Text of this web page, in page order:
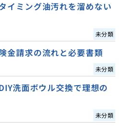
イミング油汚れを溜めない
未分類
金請求の流れと必要書類
未分類
洗面ボウル交換で理想の
未分類